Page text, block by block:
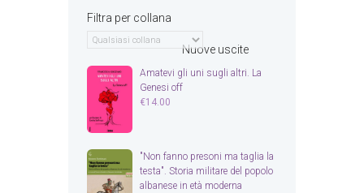
Filtra per collana
Nuove uscite
Amatevi gli uni sugli altri. La
Genesi off
€14.00
"Non fanno presoni ma taglia la
testa". Storia militare del popolo
albanese in età moderna